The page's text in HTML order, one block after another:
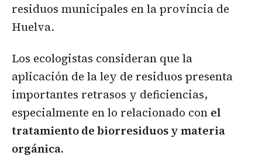
residuos municipales en la provincia de
Huelva.
Los ecologistas consideran que la
aplicación de la ley de residuos presenta
importantes retrasos y deficiencias,
especialmente en lo relacionado con el
tratamiento de biorresiduos y materia
orgánica.